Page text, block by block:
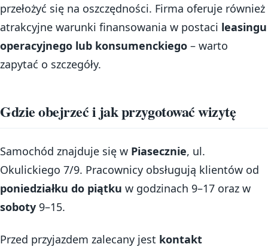
przełożyć się na oszczędności. Firma oferuje również
atrakcyjne warunki finansowania w postaci leasingu
operacyjnego lub konsumenckiego – warto
zapytać o szczegóły.
Gdzie obejrzeć i jak przygotować wizytę
Samochód znajduje się w Piasecznie, ul.
Okulickiego 7/9. Pracownicy obsługują klientów od
poniedziałku do piątku w godzinach 9–17 oraz w
soboty 9–15.
Przed przyjazdem zalecany jest kontakt